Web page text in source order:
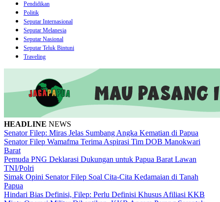
Pendidikan
Politik
Seputar Internasional
Seputar Melanesia
Seputar Nasional
Seputar Teluk Bintuni
Traveling
HEADLINE NEWS
Senator Filep: Miras Jelas Sumbang Angka Kematian di Papua
Senator Filep Wamafma Terima Aspirasi Tim DOB Manokwari
Barat
Pemuda PNG Deklarasi Dukungan untuk Papua Barat Lawan
TNI/Polri
Simak Opini Senator Filep Soal Cita-Cita Kedamaian di Tanah
Papua
Hindari Bias Definisi, Filep: Perlu Definisi Khusus Afiliasi KKB